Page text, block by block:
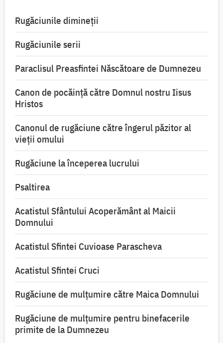
Rugăciunile dimineții
Rugăciunile serii
Paraclisul Preasfintei Născătoare de Dumnezeu
Canon de pocăință către Domnul nostru Iisus
Hristos
Canonul de rugăciune către îngerul păzitor al
vieții omului
Rugăciune la începerea lucrului
Psaltirea
Acatistul Sfântului Acoperământ al Maicii
Domnului
Acatistul Sfintei Cuvioase Parascheva
Acatistul Sfintei Cruci
Rugăciune de mulţumire către Maica Domnului
Rugăciune de mulțumire pentru binefacerile
primite de la Dumnezeu